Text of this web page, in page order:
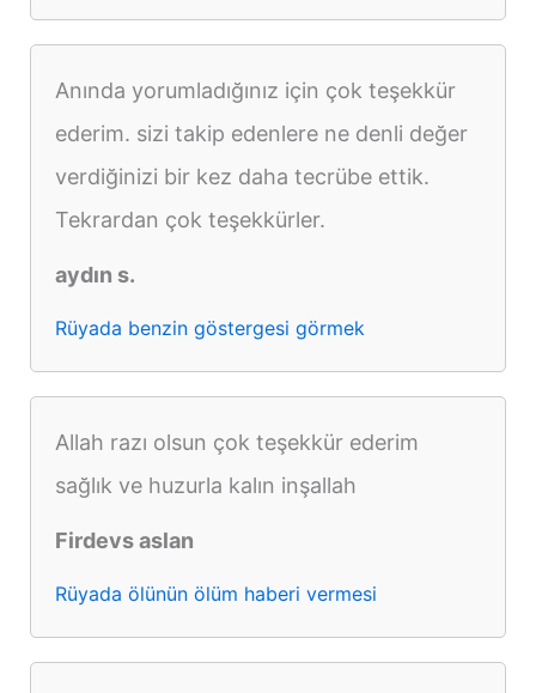
Anında yorumladığınız için çok teşekkür
ederim. sizi takip edenlere ne denli değer
verdiğinizi bir kez daha tecrübe ettik.
Tekrardan çok teşekkürler.
aydın s.
Rüyada benzin göstergesi görmek
Allah razı olsun çok teşekkür ederim
sağlık ve huzurla kalın inşallah
Firdevs aslan
Rüyada ölünün ölüm haberi vermesi